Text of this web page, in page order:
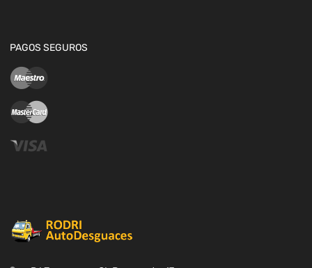
PAGOS SEGUROS